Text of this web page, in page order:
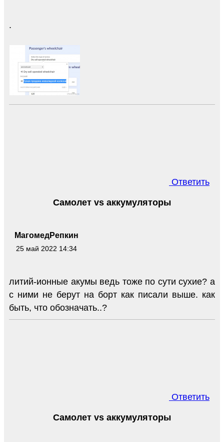
.
Ответить
МагомедРепкин
25 май 2022 14:34
Самолет vs аккумуляторы
литий-ионные акумы ведь тоже по сути сухие? а
с ними не берут на борт как писали выше. как
быть, что обозначать..?
Ответить
Самолет vs аккумуляторы